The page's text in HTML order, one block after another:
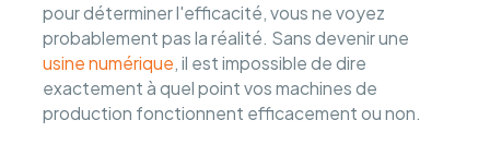
pour déterminer l'efficacité, vous ne voyez
probablement pas la réalité. Sans devenir une
usine numérique, il est impossible de dire
exactement à quel point vos machines de
production fonctionnent efficacement ou non.